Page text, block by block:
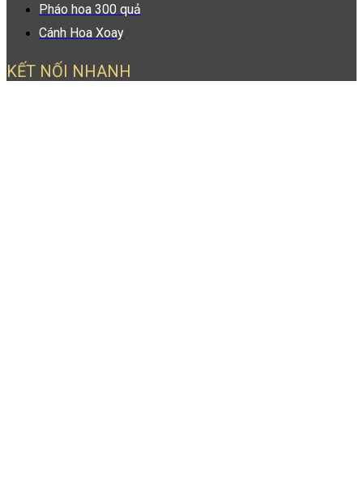
Pháo hoa 300 quả
Cánh Hoa Xoay
KẾT NỐI NHANH